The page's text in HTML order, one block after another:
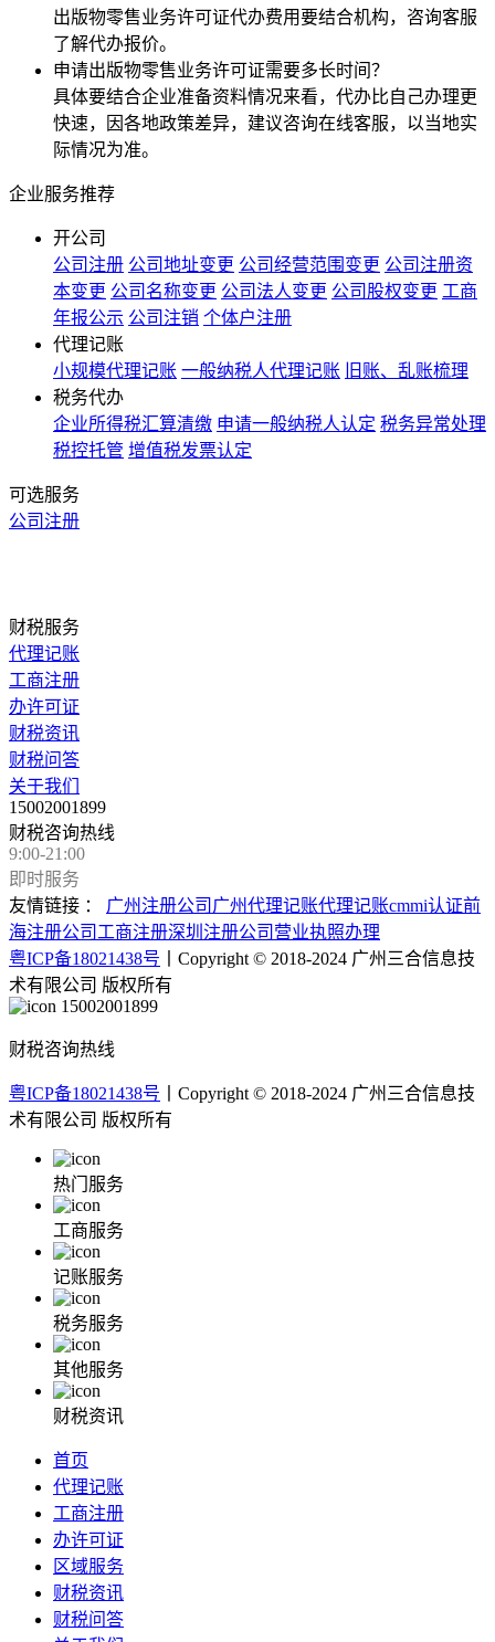
出版物零售业务许可证代办费用要结合机构，咨询客服
了解代办报价。
申请出版物零售业务许可证需要多长时间？
具体要结合企业准备资料情况来看，代办比自己办理更
快速，因各地政策差异，建议咨询在线客服，以当地实
际情况为准。
企业服务推荐
开公司
公司注册 公司地址变更 公司经营范围变更 公司注册资
本变更 公司名称变更 公司法人变更 公司股权变更 工商
年报公示 公司注销 个体户注册
代理记账
小规模代理记账 一般纳税人代理记账 旧账、乱账梳理
税务代办
企业所得税汇算清缴 申请一般纳税人认定 税务异常处理
税控托管 增值税发票认定
可选服务
公司注册
财税服务
代理记账
工商注册
办许可证
财税资讯
财税问答
关于我们
15002001899
财税咨询热线
9:00-21:00
即时服务
友情链接 ：
广州注册公司 广州代理记账代理记账cmmi认证前
海注册公司 工商注册深圳注册公司 营业执照办理
粤ICP备18021438号 丨Copyright © 2018-2024 广州三合信息技
术有限公司 版权所有
15002001899
财税咨询热线
粤ICP备18021438号 丨Copyright © 2018-2024 广州三合信息技
术有限公司 版权所有
热门服务
工商服务
记账服务
税务服务
其他服务
财税资讯
首页
代理记账
工商注册
办许可证
区域服务
财税资讯
财税问答